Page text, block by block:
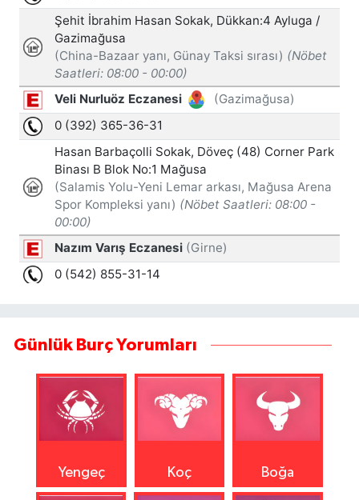
Günlük Burç Yorumları
Yengeç Koç Boğa